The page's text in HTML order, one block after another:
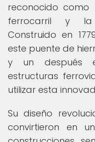
reconocido
ferrocarril y la
Construido en
este puente de
y un después
estructuras
utilizar esta
Su diseño
convirtieron en